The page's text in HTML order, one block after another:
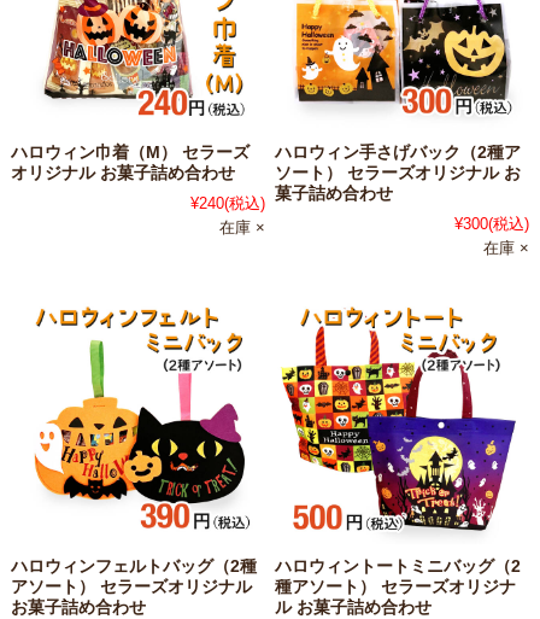
ハロウィン巾着（M） セラーズ
オリジナル お菓子詰め合わせ
¥240(税込)
在庫 ×
ハロウィン手さげバック（2種ア
ソート） セラーズオリジナル お
菓子詰め合わせ
¥300(税込)
在庫 ×
ハロウィンフェルトバッグ（2種
アソート） セラーズオリジナル
お菓子詰め合わせ
ハロウィントートミニバッグ（2
種アソート） セラーズオリジナ
ル お菓子詰め合わせ